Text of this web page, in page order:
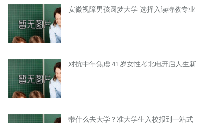
安徽视障男孩圆梦大学 选择入读特教专业
对抗中年焦虑 41岁女性考北电开启人生新
带什么去大学？准大学生入校报到一站式